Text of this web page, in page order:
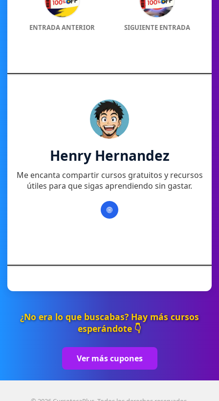
ENTRADA ANTERIOR SIGUIENTE ENTRADA
Henry Hernandez
Me encanta compartir cursos gratuitos y recursos
útiles para que sigas aprendiendo sin gastar.
🌐
¿No era lo que buscabas? Hay más cursos
esperándote 👇
Ver más cupones